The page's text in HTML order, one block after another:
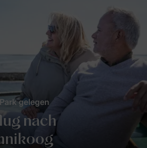
nach
gelegen